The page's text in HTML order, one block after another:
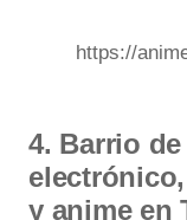
https://
4. Barrio
y anime en